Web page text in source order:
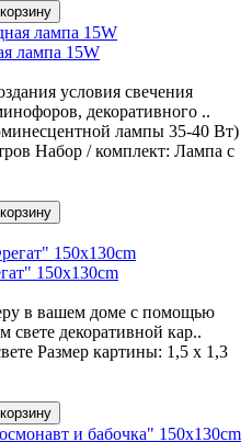
лампа 15W
условия свечения
декоративного ..
лампы 35-40 Вт)
Набор / комплект: Лампа с
150x130cm
в вашем доме с помощью
свете декоративной кар..
Размер картины: 1,5 x 1,3